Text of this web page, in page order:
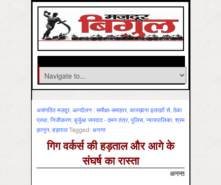
असंगठित मज़दूर, आन्‍दोलन : समीक्षा-समाहार, कारख़ाना इलाक़ों से, ठेका
प्रथा, निजीकरण, बुर्जुआ जनवाद - दमन तंत्र, पुलिस, न्‍यायपालिका, श्रम
क़ानून, हड़तालTagged:अनन्‍त
गिग वर्कर्स की हड़ताल और आगे के
संघर्ष का रास्ता
अनन्त